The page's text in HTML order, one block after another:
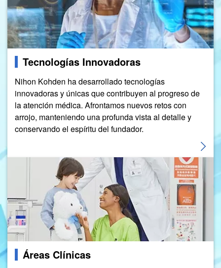
Tecnologías Innovadoras
Nihon Kohden ha desarrollado tecnologías
innovadoras y únicas que contribuyen al progreso de
la atención médica. Afrontamos nuevos retos con
arrojo, manteniendo una profunda vista al detalle y
conservando el espíritu del fundador.
Áreas Clínicas